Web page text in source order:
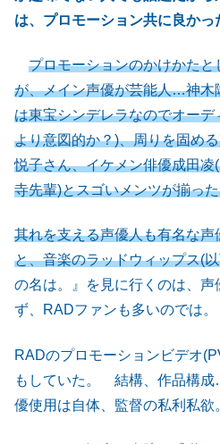
は、プロモーション共に良かっ
プロモーションのかけかた
が、メイン声優が芸能人…神木
は東宝シンデレラなのでオー
より意図的か？)、周りを固め
悦子さん、イケメン俳優成田
寺先輩)とスゴいメンツが揃
其れを支える声優人も有名な
と、音楽のラッドウィップス(
の名は。』を見に行くのは、声
ず、RADファンも多いのでは
RADのプロモーションビデオ
もしていた。 結構、作品構
優使用は自体、監督の私利私